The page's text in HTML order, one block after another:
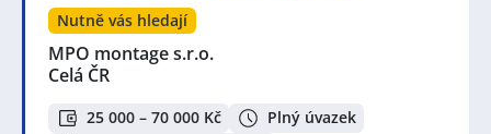
Nutně vás hledají
MPO montage s.r.o.
Celá ČR
25 000 – 70 000 Kč
Plný úvazek